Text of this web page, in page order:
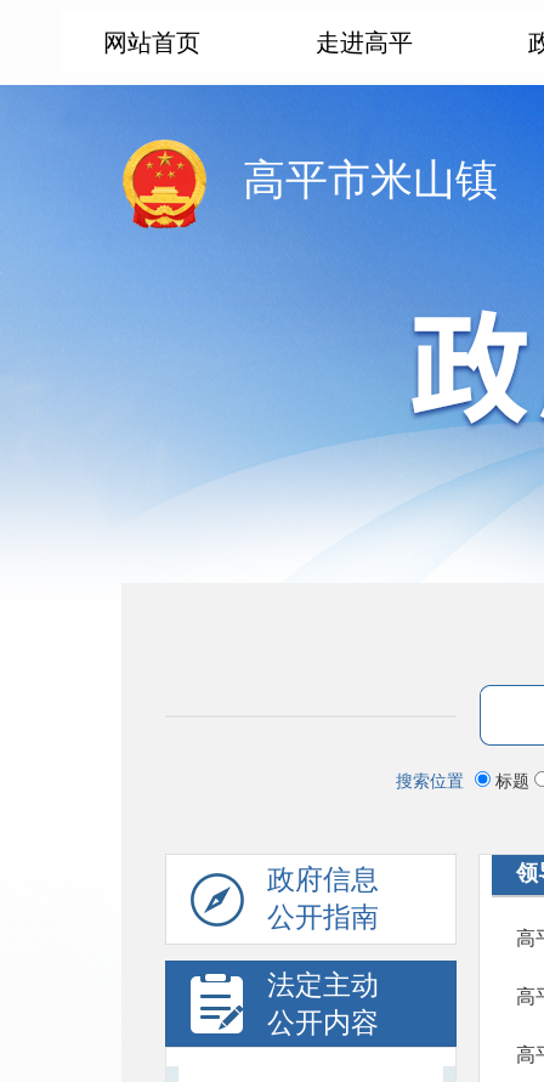
网站首页 走进高平
高平市米山镇
搜索位置 标题
政府信息
公开指南
法定主动
公开内容
领
高
高
高